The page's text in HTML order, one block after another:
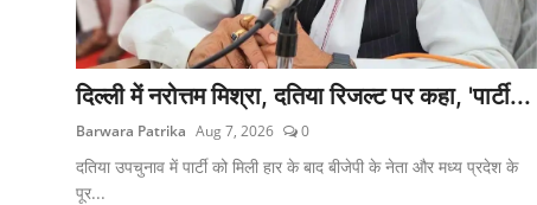
दिल्ली में नरोत्तम मिश्रा, दतिया रिजल्ट पर कहा, 'पार्टी...
Barwara Patrika Aug 7, 2026 0
दतिया उपचुनाव में पार्टी को मिली हार के बाद बीजेपी के नेता और मध्य प्रदेश के
पूर...